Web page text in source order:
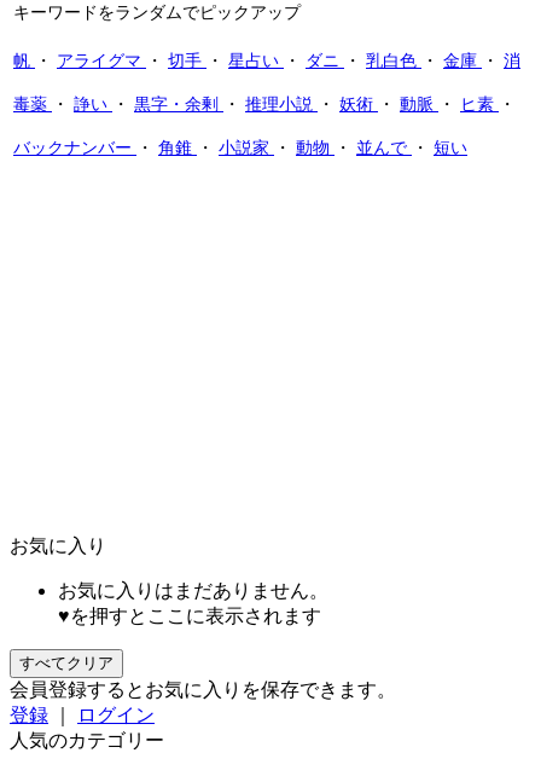
キーワードをランダムでピックアップ
帆 ・ アライグマ ・ 切手 ・ 星占い ・ ダニ ・ 乳白色 ・ 金庫 ・ 消
毒薬 ・ 諍い ・ 黒字・余剰 ・ 推理小説 ・ 妖術 ・ 動脈 ・ ヒ素 ・
バックナンバー ・ 角錐 ・ 小説家 ・ 動物 ・ 並んで ・ 短い
お気に入り
お気に入りはまだありません。
♥を押すとここに表示されます
すべてクリア
会員登録するとお気に入りを保存できます。
登録
ログイン
人気のカテゴリー